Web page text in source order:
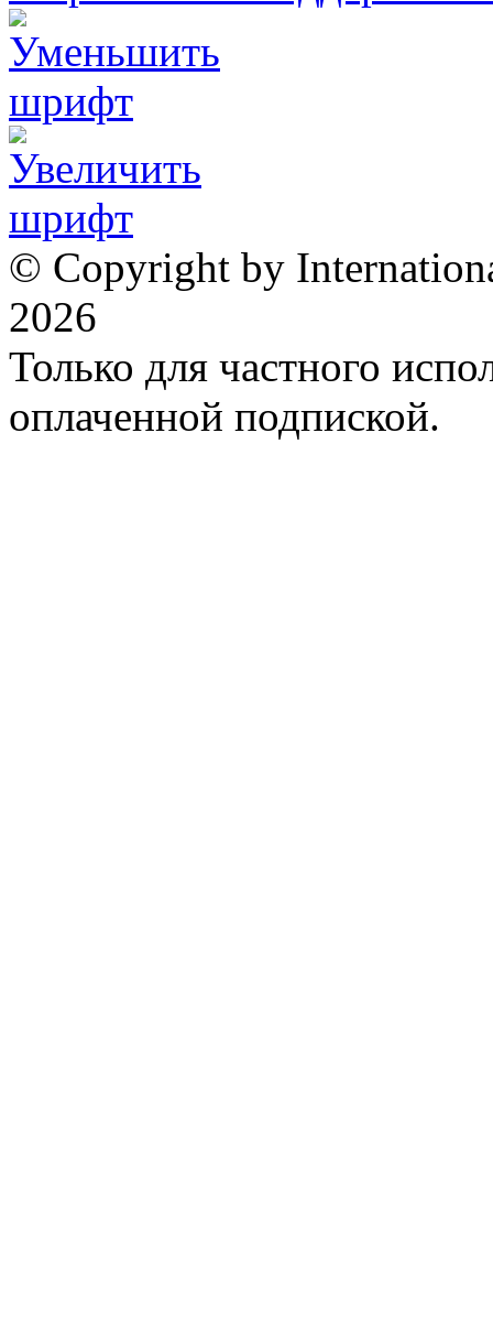
© Copyright by
2026
Только для частного
оплаченной подпиской.